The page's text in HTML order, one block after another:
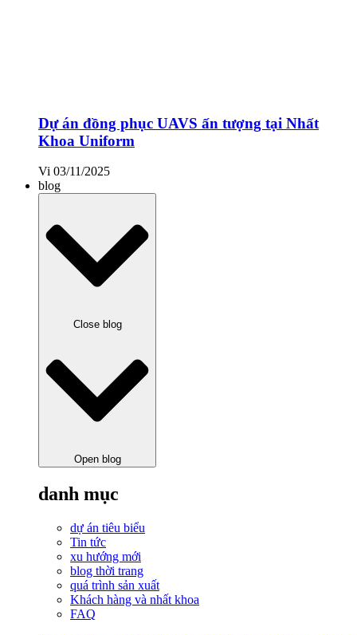
Dự án đồng phục UAVS ấn tượng tại Nhất
Khoa Uniform
Vi 03/11/2025
blog
Close blog
Open blog
danh mục
dự án tiêu biểu
Tin tức
xu hướng mới
blog thời trang
quá trình sản xuất
Khách hàng và nhất khoa
FAQ